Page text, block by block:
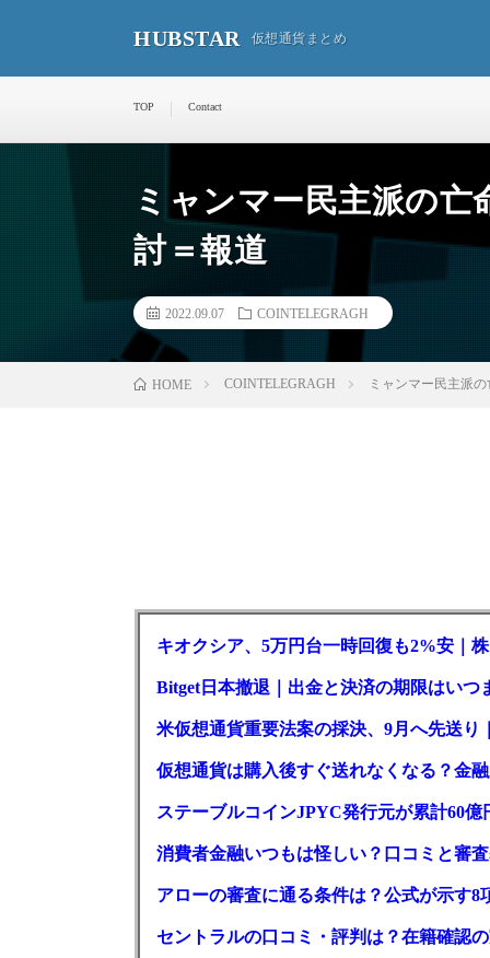
HUBSTAR 仮想通貨まとめ
TOP Contact
ミャンマー民主派の
討＝報道
2022.09.07 COINTELEGRAGH
HOME COINTELEGRAGH ミャンマー民主派
キオクシア、5万円台一時回復も2%安｜
Bitget日本撤退｜出金と決済の期限はいつ
米仮想通貨重要法案の採決、9月へ先送り
仮想通貨は購入後すぐ送れなくなる？金
ステーブルコインJPYC発行元が累計60
消費者金融いつもは怪しい？口コミと審
アローの審査に通る条件は？公式が示す8
セントラルの口コミ・評判は？在籍確認